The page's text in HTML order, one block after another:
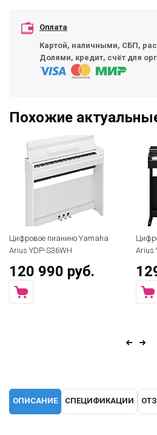
Оплата
Картой, наличными, СБП,
Долями, кредит, счёт для
Похожие
Цифровое пианино Yamaha
Arius YDP-S36WH
120 990 руб.
Arius
ОПИСАНИЕ СПЕЦИФИКАЦИИ